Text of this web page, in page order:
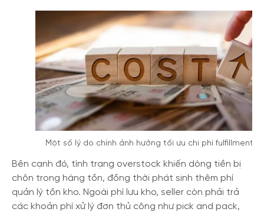
Một số lý do chính ảnh hưởng tối ưu chi phí fulfillment
Bên cạnh đó, tình trạng overstock khiến dòng tiền bị
chôn trong hàng tồn, đồng thời phát sinh thêm phí
quản lý tồn kho. Ngoài phí lưu kho, seller còn phải trả
các khoản phí xử lý đơn thủ công như pick and pack,